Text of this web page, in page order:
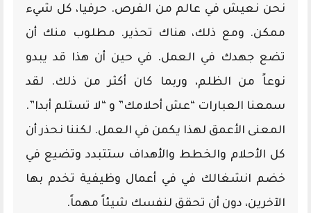
نحن نعيش في عالم من الفرص. حرفيا، كل شيء
ممكن. ومع ذلك، هناك تحذير. مطلوب منك أن
تضع جهدك في العمل. في حين أن هذا قد يبدو
نوعاً من الظلم، وربما كان أكثر من ذلك. لقد
سمعنا العبارات “عش أحلامك” و “لا تستلم أبدا”.
المعنى الأعمق لهذا يكمن في العمل. لكننا نحذر أن
كل الأحلام والخطط والأهداف ستتبدد وتضيع في
خضم انشغالك في في أعمال وظيفية تخدم بها
الآخرين، دون أن تحقق لنفسك شيئاً مهماً.